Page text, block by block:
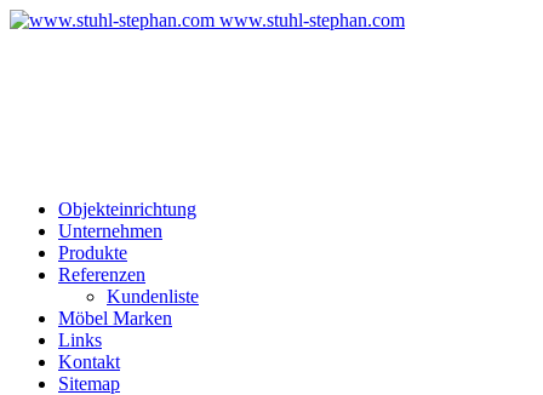
www.stuhl-stephan.com
Objekteinrichtung
Unternehmen
Produkte
Referenzen
Kundenliste
Möbel Marken
Links
Kontakt
Sitemap